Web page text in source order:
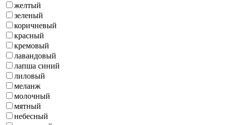
желтый
зеленый
коричневый
красный
кремовый
лавандовый
лапша синий
лиловый
меланж
молочный
мятный
небесный